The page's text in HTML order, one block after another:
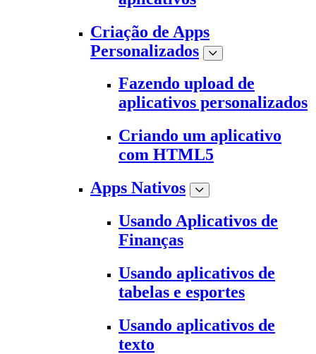
Criação de Apps
Personalizados
Fazendo upload de
aplicativos personalizados
Criando um aplicativo
com HTML5
Apps Nativos
Usando Aplicativos de
Finanças
Usando aplicativos de
tabelas e esportes
Usando aplicativos de
texto